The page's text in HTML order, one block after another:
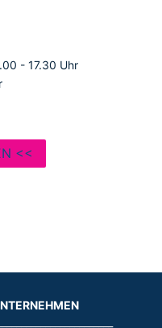
- 17.30 Uhr
<<